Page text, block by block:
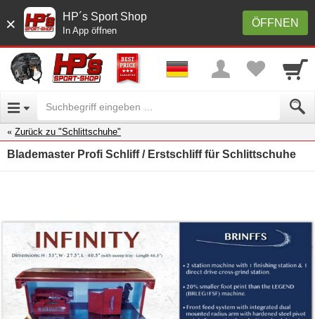
× ÖFFNEN
HP´s Sport Shop
In App öffnen
Zurück zu "Schlittschuhe"
Blademaster Profi Schliff / Erstschliff für Schlittschuhe